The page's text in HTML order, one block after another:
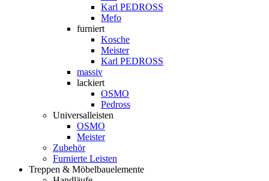
Karl PEDROSS
Mefo
furniert
Kosche
Meister
Karl PEDROSS
massiv
lackiert
OSMO
Pedross
Universalleisten
OSMO
Meister
Zubehör
Furnierte Leisten
Treppen & Möbelbauelemente